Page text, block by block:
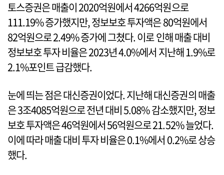
토스증권은 매출이 2020억원에서 4266억원으로
111.19% 증가했지만, 정보보호 투자액은 80억원에서
82억원으로 2.49% 증가에 그쳤다. 이로 인해 매출 대비
정보보호 투자 비율은 2023년 4.0%에서 지난해 1.9%로
2.1%포인트 급감했다.
눈에 띄는 점은 대신증권이었다. 지난해 대신증권의 매출
은 3조4085억원으로 전년 대비 5.08% 감소했지만, 정보
보호 투자액은 46억원에서 56억원으로 21.52% 늘었다.
이에 따라 매출 대비 투자 비율은 0.1%에서 0.2%로 상승
했다.